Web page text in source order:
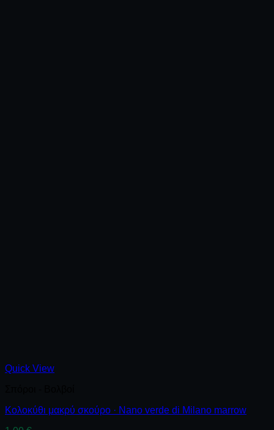
Quick View
Κολοκύθι μακρύ σκούρο · Nano verde di Milano marrow